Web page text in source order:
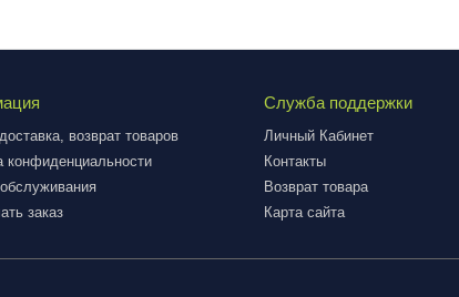
возврат товаров
конфиденциальности
заказ
Служба поддержки
Личный Кабинет
Контакты
Возврат товара
Карта сайта